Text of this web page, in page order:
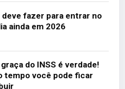
deve fazer para entrar no
ainda em 2026
do INSS é verdade!
tempo você pode ficar